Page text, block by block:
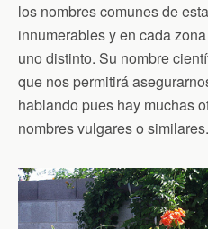
los nombres comunes de
innumerables y en cada
uno distinto. Su nombre
que nos permitirá
hablando pues hay muchas
nombres vulgares o similares.